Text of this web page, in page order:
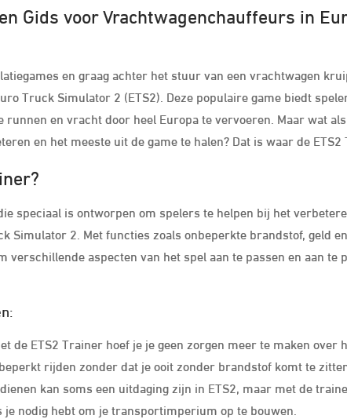
Gids voor Vrachtwagenchauffeurs in
en graag achter het stuur van een vrachtwagen
Truck Simulator 2 (ETS2). Deze populaire game biedt
en vracht door heel Europa te vervoeren. Maar wat
en het meeste uit de game te halen? Dat is waar de
speciaal is ontworpen om spelers te helpen bij het
Simulator 2. Met functies zoals onbeperkte brandstof, geld
verschillende aspecten van het spel aan te passen en aan te
de ETS2 Trainer hoef je je geen zorgen meer te maken over
rijden zonder dat je ooit zonder brandstof komt te
kan soms een uitdaging zijn in ETS2, maar met de
je nodig hebt om je transportimperium op te bouwen.